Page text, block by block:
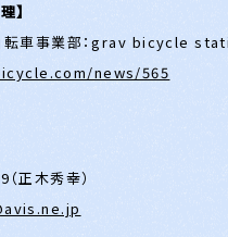
】
自転車事業部：grav bicycle
news/565
正木秀幸）